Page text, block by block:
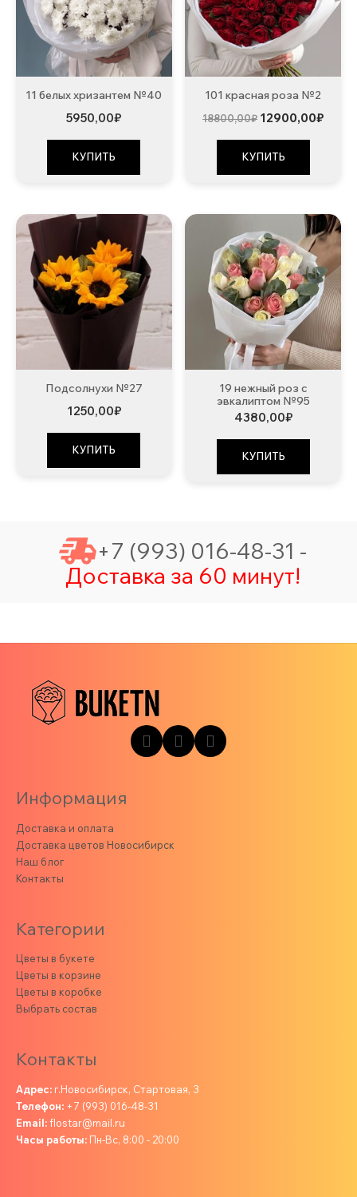
11 белых хризантем №40
5950,00₽
КУПИТЬ
101 красная роза №2
18800,00₽
составляла
18800,00₽.
12900,00₽
КУПИТЬ
Подсолнухи №27
1250,00₽
КУПИТЬ
19 нежный роз с
эвкалиптом №95
4380,00₽
КУПИТЬ
+7 (993) 016-48-31 -
Доставка за 60 минут!
Информация
Доставка и оплата
Доставка цветов Новосибирск
Наш блог
Контакты
Категории
Цветы в букете
Цветы в корзине
Цветы в коробке
Выбрать состав
Контакты
Адрес: г.Новосибирск, Стартовая, 3
Телефон: +7 (993) 016-48-31
Email:flostar@mail.ru
Часы работы: Пн-Вс, 8:00 - 20:00